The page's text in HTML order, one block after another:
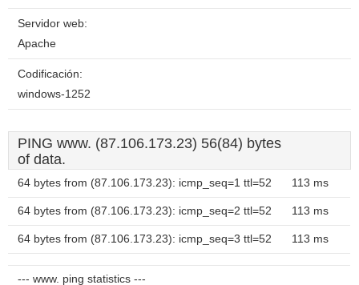
Servidor web:
Apache
Codificación:
windows-1252
PING www. (87.106.173.23) 56(84) bytes
of data.
64 bytes from (87.106.173.23): icmp_seq=1 ttl=52 113 ms
64 bytes from (87.106.173.23): icmp_seq=2 ttl=52 113 ms
64 bytes from (87.106.173.23): icmp_seq=3 ttl=52 113 ms
--- www. ping statistics ---